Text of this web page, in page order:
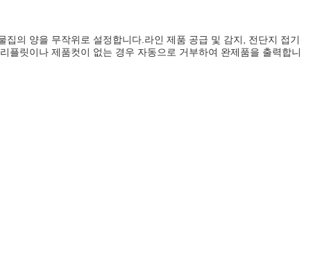
의 양을 무작위로 설정합니다.라인 제품 공급 및 감지, 전단지 접기
릿이나 제품컷이 없는 경우 자동으로 거부하여 완제품을 출력합니